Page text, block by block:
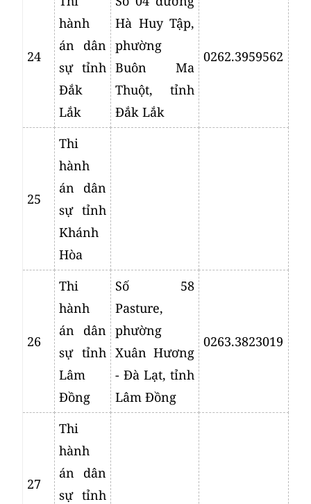
24
hành
án dân
sự tỉnh
Đắk
Lắk
Hà Huy Tập,
phường
Buôn Ma
Thuột, tỉnh
Đắk Lắk
0262.3959562
25
Thi
hành
án dân
sự tỉnh
Khánh
Hòa
26
Thi
hành
án dân
sự tỉnh
Lâm
Đồng
Số 58
Pasture,
phường
Xuân Hương
- Đà Lạt, tỉnh
Lâm Đồng
0263.3823019
27
Thi
hành
án dân
sự tỉnh